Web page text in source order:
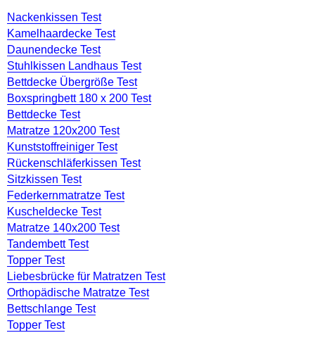
Nackenkissen Test
Kamelhaardecke Test
Daunendecke Test
Stuhlkissen Landhaus Test
Bettdecke Übergröße Test
Boxspringbett 180 x 200 Test
Bettdecke Test
Matratze 120x200 Test
Kunststoffreiniger Test
Rückenschläferkissen Test
Sitzkissen Test
Federkernmatratze Test
Kuscheldecke Test
Matratze 140x200 Test
Tandembett Test
Topper Test
Liebesbrücke für Matratzen Test
Orthopädische Matratze Test
Bettschlange Test
Topper Test